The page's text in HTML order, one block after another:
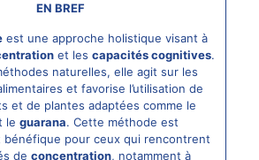
EN BREF
est une approche holistique visant à
et lescapacités cognitives.
naturelles, elle agit sur les
et favorise l’utilisation de
et de plantes adaptées comme le
le guarana. Cette méthode est
bénéfique pour ceux qui rencontrent
de concentration, notamment à